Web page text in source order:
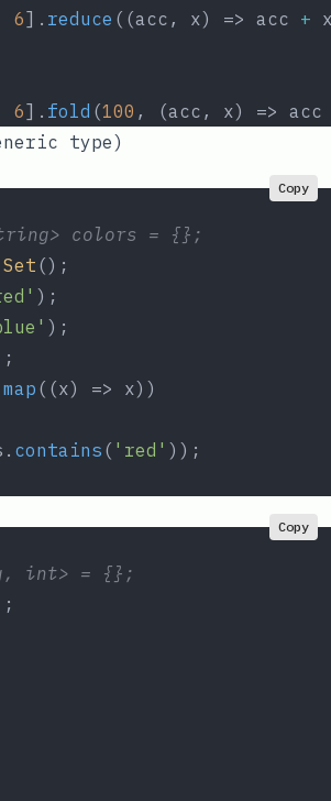
6]. reduce ((acc, x) => acc +
6]. fold (100 , (acc, x) =>
type)
colors = {};
Set ();
);
);
map ((x) => x))
contains ( 'red' ));
Copy
int> = {};
Copy